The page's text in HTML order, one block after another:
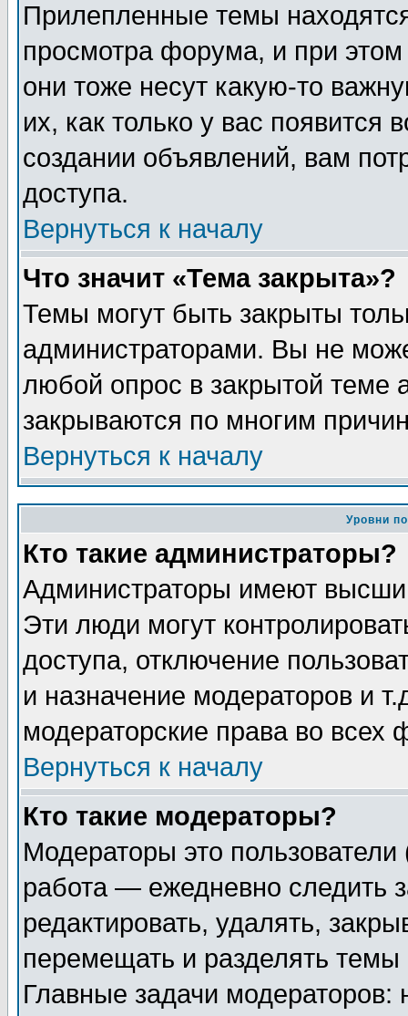
Прилепленные темы
просмотра форума, и при
они тоже несут какую-то
их, как только у вас появится
создании объявлений, вам
доступа.
Вернуться к началу
Что значит «Тема закрыта»?
Темы могут быть закрыты
администраторами. Вы не
любой опрос в закрытой теме
закрываются по многим
Вернуться к началу
Уровни
Кто такие администраторы?
Администраторы имеют
Эти люди могут
доступа, отключение
и назначение модераторов и
модераторские права во всех
Вернуться к началу
Кто такие модераторы?
Модераторы это
работа — ежедневно следить
редактировать, удалять,
перемещать и разделять
Главные задачи